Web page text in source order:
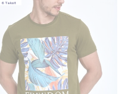
6 Taksit